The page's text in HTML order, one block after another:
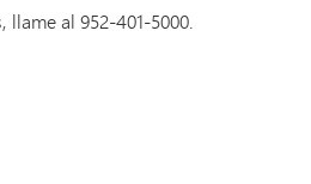
al 952-401-5000.